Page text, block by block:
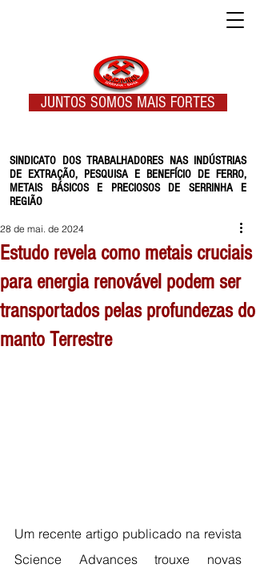
SINDICATO DOS TRABALHADORES NAS INDÚSTRIAS
DE EXTRAÇÃO, PESQUISA E BENEFÍCIO DE FERRO,
METAIS BÁSICOS E PRECIOSOS DE SERRINHA E
REGIÃO
JUNTOS SOMOS MAIS FORTES
Estudo revela como metais cruciais
para energia renovável podem ser
transportados pelas profundezas do
manto Terrestre
28 de mai. de 2024
Um recente artigo publicado na revista
Science Advances trouxe novas